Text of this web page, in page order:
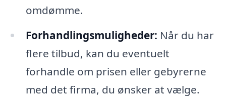
omdømme.
Forhandlingsmuligheder: Når du har
flere tilbud, kan du eventuelt
forhandle om prisen eller gebyrerne
med det firma, du ønsker at vælge.